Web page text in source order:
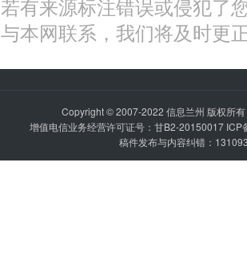
若有来源标注错误或侵犯了
与本网联系，我们将及时更
Copyright © 2007-2022 信息兰州 版权所
增值电信业务经营许可证号：甘B2-20150017 ICP
稿件发布与内容纠错：